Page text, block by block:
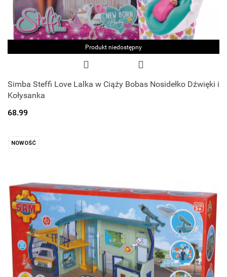
Produkt niedostępny
Simba Steffi Love Lalka w Ciąży Bobas Nosidełko Dźwięki i
Kołysanka
68.99
NOWOŚĆ